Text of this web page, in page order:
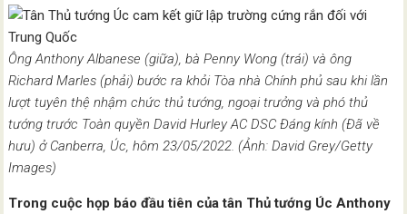
Ông Anthony Albanese (giữa), bà Penny Wong (trái) và ông
Richard Marles (phải) bước ra khỏi Tòa nhà Chính phủ sau khi lần
lượt tuyên thệ nhậm chức thủ tướng, ngoại trưởng và phó thủ
tướng trước Toàn quyền David Hurley AC DSC Đáng kính (Đã về
hưu) ở Canberra, Úc, hôm 23/05/2022. (Ảnh: David Grey/Getty
Images)
Trong cuộc họp báo đầu tiên của tân Thủ tướng Úc Anthony